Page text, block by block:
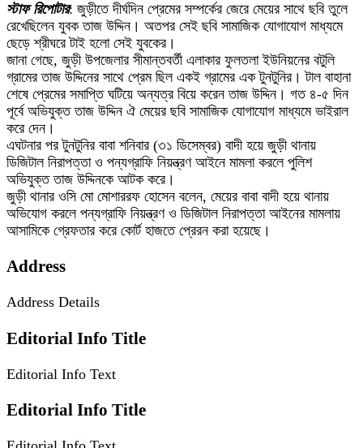
স্টাফ রিপোটার: জুড়ীতে দীর্ঘদিন প্রেমের সম্পর্কের জেরে মেয়ের সাথে ছবি তুলে
রেখেছিলেন যুবক তাজ উদ্দিন। অতপর সেই ছবি সামাজিক যোগাযোগ মাধ্যমে
ছেড়ে শ্রীঘরে টাই হলো সেই যুবকের।
জানা গেছে, জুড়ী উপজেলার সীমান্তবর্তী এলাকার ফুলতলা ইউনিয়নের বটুলি
গ্রামের তাজ উদ্দিনের সাথে প্রেম ছিল একই গ্রামের এক টুনটুনির। টাল বাহানা
শেষে প্রেমের সমাপ্তি ঘটিয়ে অন্যত্র বিয়ে করেন তাজ উদ্দিন। গত ৪-৫ দিন
পূর্বে অভিযুক্ত তাজ উদ্দিন ঐ মেয়ের ছবি সামাজিক যোগাযোগ মাধ্যমে ভাইরাল
করে দেন।
এঘটনার পর টুনটুনির বাবা শনিবার (৩১ ডিসেম্বর) বাদী হয়ে জুড়ী থানায়
ডিজিটাল নিরাপত্তা ও পন্যগ্রাফি নিয়ন্ত্রণ আইনে মামলা করলে পুলিশ
অভিযুক্ত তাজ উদ্দিনকে আটক করে।
জুড়ী থানার ওসি মো মোশাররফ হোসেন বলেন, মেয়ের বাবা বাদী হয়ে থানায়
অভিযোগ করলে পন্যগ্রাফি নিয়ন্ত্রণ ও ডিজিটাল নিরাপত্তা আইনের মামলায়
আসামিকে গ্রেফতার করে কোর্ট হাজতে প্রেরন করা হয়েছে।
Address
Address Details
Editorial Info Title
Editorial Info Text
Editorial Info Title